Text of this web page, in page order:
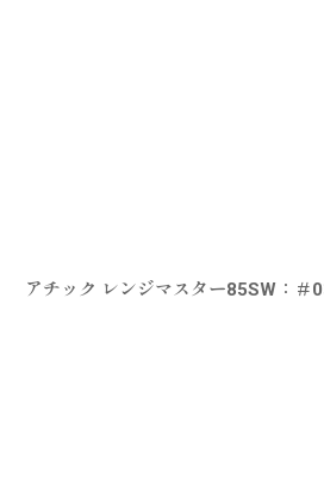
アチック レンジマスター85SW：＃